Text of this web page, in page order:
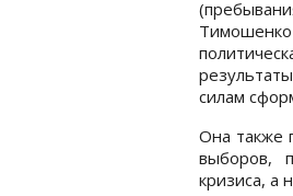
Тимошенко
силам
Она также
выборов,
кризиса, а